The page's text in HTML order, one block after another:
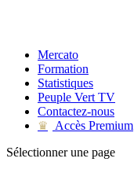
Mercato
Formation
Statistiques
Peuple Vert TV
Contactez-nous
♛
Accès Premium
Sélectionner une page